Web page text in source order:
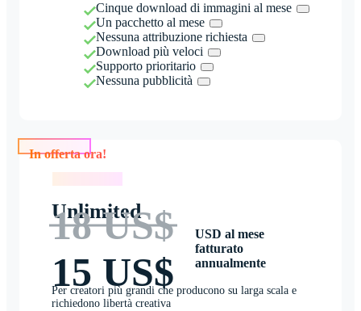
Cinque download di immagini al mese
Un pacchetto al mese
Nessuna attribuzione richiesta
Download più veloci
Supporto prioritario
Nessuna pubblicità
Unlimited
18 US$
15 US$
USD al mese
fatturato
annualmente
Per creatori più grandi che producono su larga scala e
richiedono libertà creativa